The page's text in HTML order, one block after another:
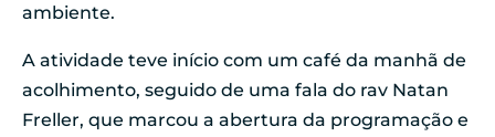
ambiente.
A atividade teve início com um café da manhã de
acolhimento, seguido de uma fala do rav Natan
Freller, que marcou a abertura da programação e